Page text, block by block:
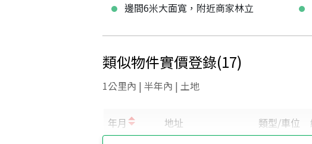
邊間6米大面寬，附近商家林立
類似物件實價登錄(17)
1公里內 | 半年內 | 土地